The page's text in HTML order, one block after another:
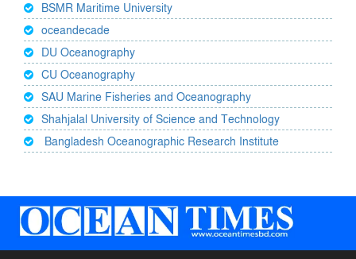
BSMR Maritime University
oceandecade
DU Oceanography
CU Oceanography
SAU Marine Fisheries and Oceanography
Shahjalal University of Science and Technology
Bangladesh Oceanographic Research Institute